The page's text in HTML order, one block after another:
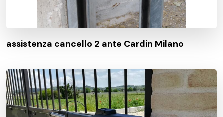
assistenza cancello 2 ante Cardin Milano